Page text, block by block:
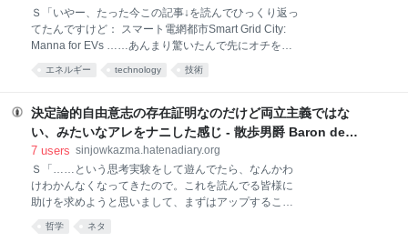
くの人に読んでもらいたいけど、対価も大切だしなあ
和解案参加 和解案参加して拒否権等保留 さて困った*3
和解案離脱！ 書籍＝商品の対価が欲しい／が最優先 和
解案参加して小切手の到着を待つ 和解案参加して拒否
Ｓ「いやー、たった今この記事↓を読んでひっくり返っ
てたんですけど： スマート電網都市Smart Grid City:
Manna for EVs ……あんまり驚いたんで先にオチを言
ってしまうと、新城が以前から注目してるGoogle出資
の電気自動車アプテラ＆そのライバル車って……太陽
力をつくって売ることもできるらしいんですよ！」 Ｘ
「てことは、つまり」 Ｓ「そう！ 次世代電気自動車
は、単なるクリ〜ンでエコ〜で地球に優しい移動機関
す！ うーむすごい。もはや高度に発達した移動機関
は、携帯端末だけじゃなくて発電所とも区別がつかな
くなる時代*1……」 Ｍ「でもアプテラの天井部分がソ
ーラーパネルだってことは、前に新城さんも言ってま
エネルギー technology 技術
決定論的自由意志の存在証明なのだけど両立主義ではな
い、みたいなアレをナニした感じ - 散歩男爵 Baron de
Flaneur (Art Plod版)
7 users sinjowkazma.hatenadiary.org
Ｓ「……という思考実験をして遊んでたら、なんかわ
けわかんなくなってきたので。これを読んでる皆様に
助けを求めようと思いまして、まずはアップすること
にしました： bold;">思考実験その01:自由意志がある
と確信してそのように表明している（が実はあなたが
哲学 ネタ